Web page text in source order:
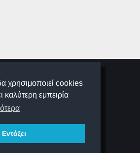
χρησιμοποιεί cookies
καλύτερη εμπειρία
Εντάξει